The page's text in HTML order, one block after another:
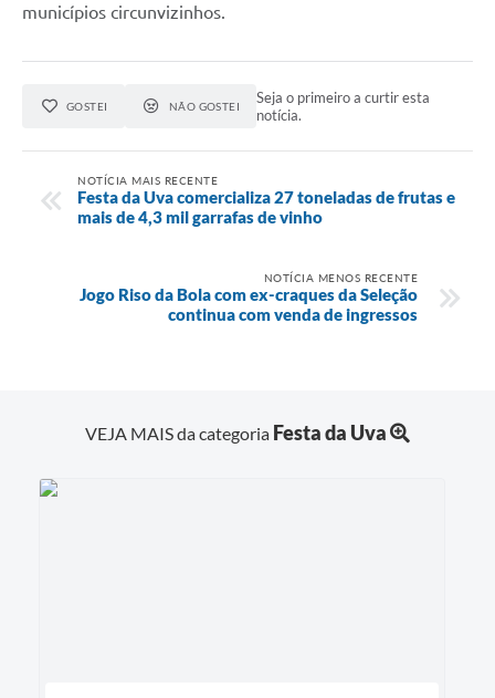
municípios circunvizinhos.
GOSTEI NÃO GOSTEI
Seja o primeiro a curtir esta
notícia.
NOTÍCIA MAIS RECENTE
Festa da Uva comercializa 27 toneladas de frutas e
mais de 4,3 mil garrafas de vinho
NOTÍCIA MENOS RECENTE
Jogo Riso da Bola com ex-craques da Seleção
continua com venda de ingressos
VEJA MAIS da categoria Festa da Uva